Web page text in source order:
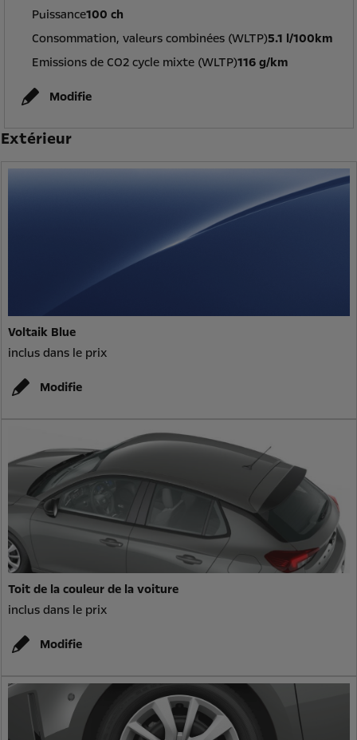
Puissance100 ch
Consommation, valeurs combinées (WLTP)5.1 l/100km
Emissions de CO2 cycle mixte (WLTP)116 g/km
Modifie
Extérieur
Voltaik Blue
inclus dans le prix
Modifie
Toit de la couleur de la voiture
inclus dans le prix
Modifie